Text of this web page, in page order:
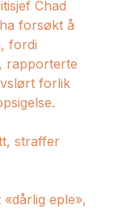
Chad
forsøkt å
fordi
rapporterte
forlik
straffer
eple»,